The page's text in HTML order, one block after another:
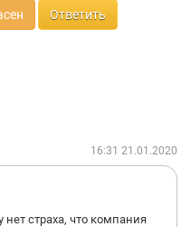
Ответить
16:31 21.01.2020
страха, что компания